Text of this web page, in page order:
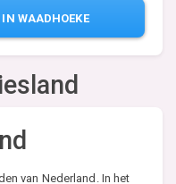
WAADHOEKE
van Nederland. In het